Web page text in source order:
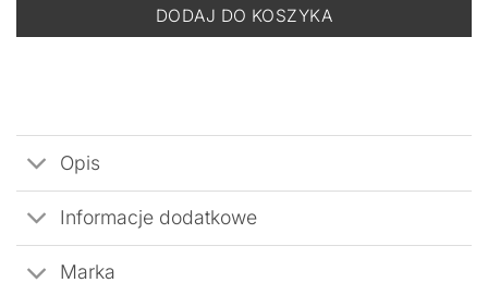
DODAJ DO KOSZYKA
Opis
Informacje dodatkowe
Marka